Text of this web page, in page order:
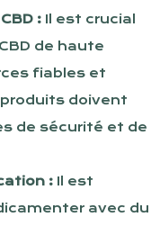
: Il est crucial
de haute
fiables et
doivent
de sécurité et de
: Il est
avec du